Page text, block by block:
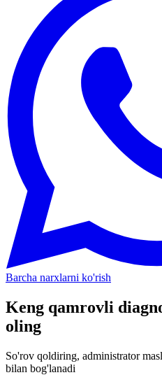
Barcha narxlarni ko'rish
Keng qamrovli
oling
So'rov qoldiring, administrator
bilan bog'lanadi